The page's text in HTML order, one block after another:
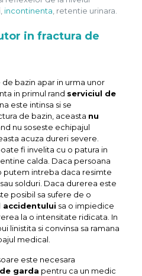
incontinenta , retentie urinara.
in fractura de
bazin apar in urma unor
in primul rand serviciul de
este intinsa si se
de bazin, aceasta nu
nu soseste echipajul
acuza dureri severe.
fi invelita cu o patura in
calda. Daca persoana
putem intreba daca resimte
solduri. Daca durerea este
posibil sa sufere de o
accidentului sa o impiedice
la o intensitate ridicata. In
linistita si convinsa sa ramana
medical.
este necesara
garda pentru ca un medic